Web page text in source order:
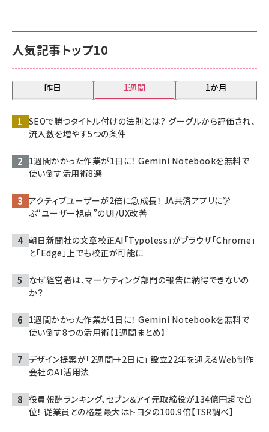
人気記事トップ10
昨日 1週間 1か月
SEOで勝つタイトル付けの法則とは？ グーグルから評価され、
流入数を増やす5つの条件
1週間かかった作業が1日に！ Gemini Notebookを無料で
使い倒す活用術8選
アクティブユーザーが2倍に急成長！ JA共済アプリに学
ぶ“ユーザー視点”のUI/UX改善
朝日新聞社の文章校正AI「Typoless」がブラウザ「Chrome」
と「Edge」上でも校正が可能に
なぜ経営者は、マーケティング部門の報告に納得できないの
か？
1週間かかった作業が1日に！ Gemini Notebookを無料で
使い倒す8つの活用術【1週間まとめ】
デザイン提案が「2週間→2日に」 設立22年を迎えるWeb制作
会社のAI活用法
役員報酬ランキング、セブン＆アイ元取締役が134億円超で首
位！ 従業員との格差最大はトヨタの100.9倍【TSR調べ】